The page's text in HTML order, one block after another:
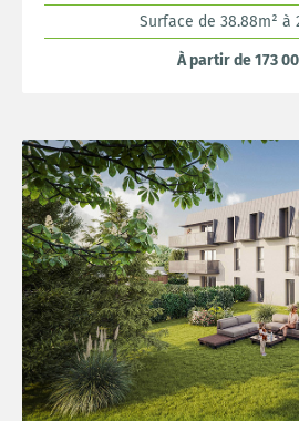
Surface de 38.88m² à
À partir de 173